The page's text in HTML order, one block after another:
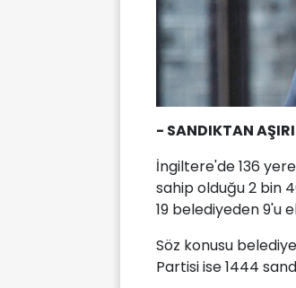
- SANDIKTAN
İngiltere'de 136
sahip olduğu 2 bin
19 belediyeden 9'u
Söz konusu
Partisi ise 1444